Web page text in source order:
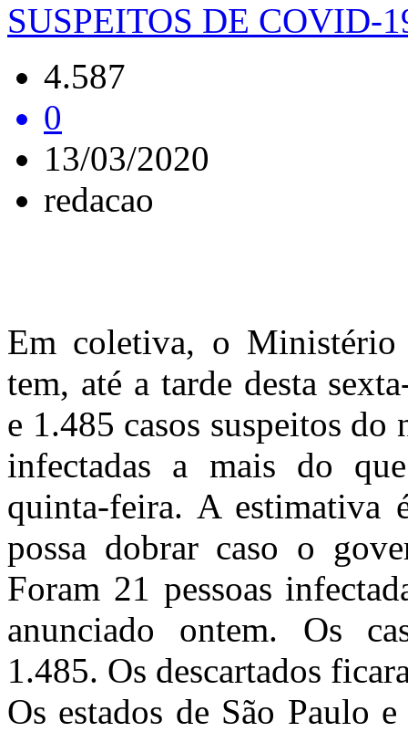
SUSPEITOS DE COVID-
4.587
0
13/03/2020
redacao
Em coletiva, o
tem, até a tarde desta
e 1.485 casos suspeitos do
infectadas a mais do
quinta-feira. A estimativa
possa dobrar caso o
Foram 21 pessoas
anunciado ontem. Os
1.485. Os descartados
Os estados de São Paulo